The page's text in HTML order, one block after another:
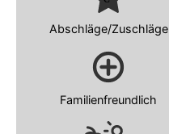
Abschläge/Zuschläge
Familienfreundlich